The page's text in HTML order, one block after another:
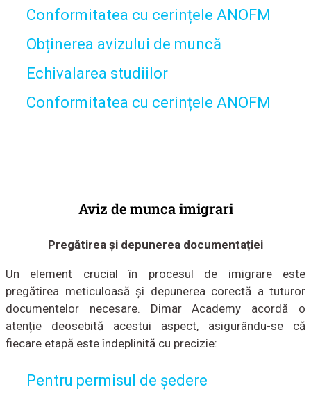
Conformitatea cu cerințele ANOFM
Obținerea avizului de muncă
Echivalarea studiilor
Conformitatea cu cerințele ANOFM
Aviz de munca imigrari
Pregătirea și depunerea documentației
Un element crucial în procesul de imigrare este
pregătirea meticuloasă și depunerea corectă a tuturor
documentelor necesare. Dimar Academy acordă o
atenție deosebită acestui aspect, asigurându-se că
fiecare etapă este îndeplinită cu precizie:
Pentru permisul de ședere